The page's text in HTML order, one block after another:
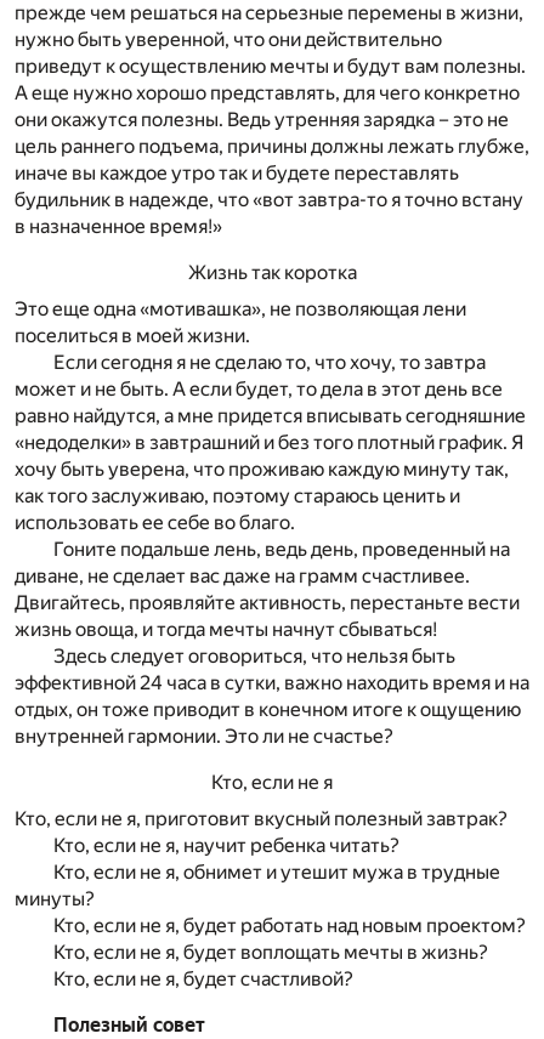
прежде чем решаться на серьезные перемены в жизни,
нужно быть уверенной, что они действительно
приведут к осуществлению мечты и будут вам полезны.
А еще нужно хорошо представлять, для чего конкретно
они окажутся полезны. Ведь утренняя зарядка – это не
цель раннего подъема, причины должны лежать глубже,
иначе вы каждое утро так и будете переставлять
будильник в надежде, что «вот завтра-то я точно встану
в назначенное время!»
Жизнь так коротка
Это еще одна «мотивашка», не позволяющая лени
поселиться в моей жизни.
Если сегодня я не сделаю то, что хочу, то завтра
может и не быть. А если будет, то дела в этот день все
равно найдутся, а мне придется вписывать сегодняшние
«недоделки» в завтрашний и без того плотный график. Я
хочу быть уверена, что проживаю каждую минуту так,
как того заслуживаю, поэтому стараюсь ценить и
использовать ее себе во благо.
Гоните подальше лень, ведь день, проведенный на
диване, не сделает вас даже на грамм счастливее.
Двигайтесь, проявляйте активность, перестаньте вести
жизнь овоща, и тогда мечты начнут сбываться!
Здесь следует оговориться, что нельзя быть
эффективной 24 часа в сутки, важно находить время и на
отдых, он тоже приводит в конечном итоге к ощущению
внутренней гармонии. Это ли не счастье?
Кто, если не я
Кто, если не я, приготовит вкусный полезный завтрак?
Кто, если не я, научит ребенка читать?
Кто, если не я, обнимет и утешит мужа в трудные
минуты?
Кто, если не я, будет работать над новым проектом?
Кто, если не я, будет воплощать мечты в жизнь?
Кто, если не я, будет счастливой?
Полезный совет